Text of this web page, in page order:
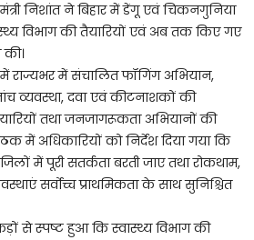
मंत्री निशांत ने बिहार में डेंगू एवं चिकनगुनिया
विभाग की तैयारियों एवं अब तक किए गए
की।
राज्यभर में संचालित फॉगिंग अभियान,
व्यवस्था, दवा एवं कीटनाशकों की
तथा जनजागरूकता अभियानों की
में अधिकारियों को निर्देश दिया गया कि
में पूरी सतर्कता बरती जाए तथा रोकथाम,
सर्वोच्च प्राथमिकता के साथ सुनिश्चित
से स्पष्ट हुआ कि स्वास्थ्य विभाग की